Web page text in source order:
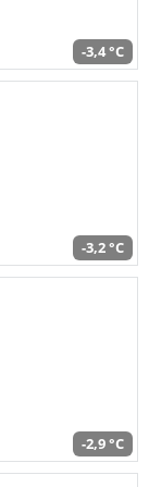
-3,4 °C
-3,2 °C
-2,9 °C